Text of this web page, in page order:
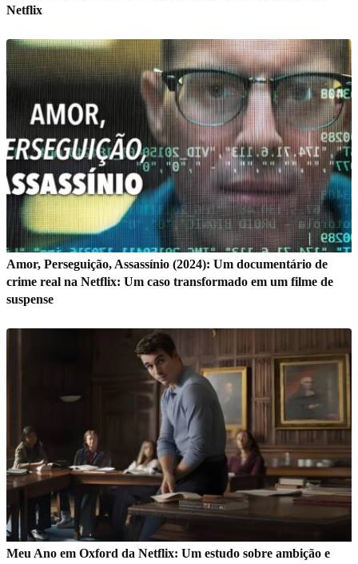
Netflix
Amor, Perseguição, Assassínio (2024): Um documentário de
crime real na Netflix: Um caso transformado em um filme de
suspense
Meu Ano em Oxford da Netflix: Um estudo sobre ambição e